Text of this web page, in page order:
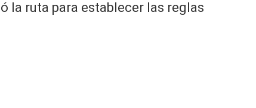
la ruta para establecer las reglas